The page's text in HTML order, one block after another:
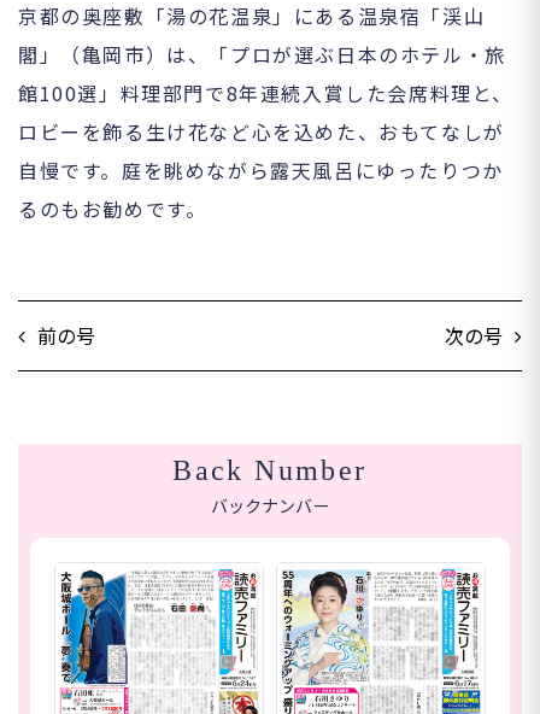
京都の奥座敷「湯の花温泉」にある温泉宿「渓山
閣」（亀岡市）は、「プロが選ぶ日本のホテル・旅
館100選」料理部門で8年連続入賞した会席料理と、
ロビーを飾る生け花など心を込めた、おもてなしが
自慢です。庭を眺めながら露天風呂にゆったりつか
るのもお勧めです。
前の号 次の号
Back Number
バックナンバー